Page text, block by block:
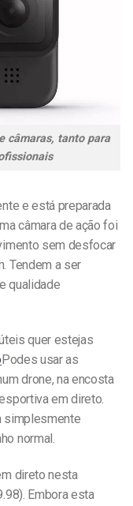
câmaras, tanto para
e está preparada
câmara de ação foi
sem desfocar
Tendem a ser
qualidade
quer estejas
Podes usar as
drone, na encosta
em direto.
simplesmente
normal.
direto nesta
Embora esta